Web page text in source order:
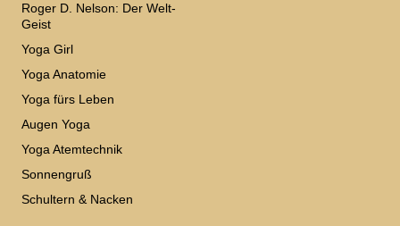
Roger D. Nelson: Der Welt-
Geist
Yoga Girl
Yoga Anatomie
Yoga fürs Leben
Augen Yoga
Yoga Atemtechnik
Sonnengruß
Schultern & Nacken